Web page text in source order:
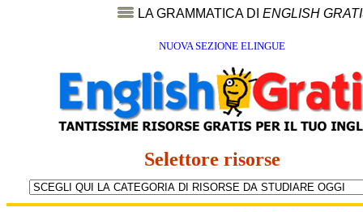
LA GRAMMATICA DI ENGLISH
NUOVA SEZIONE ELINGUE
Selettore risorse